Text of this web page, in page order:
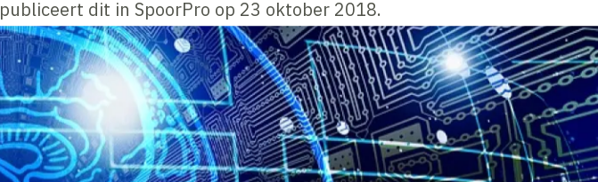
publiceert dit in SpoorPro op 23 oktober 2018.